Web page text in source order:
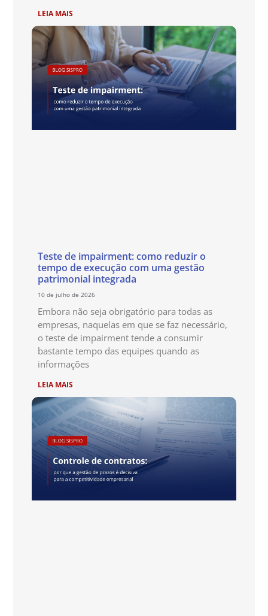
LEIA MAIS
Teste de impairment: como reduzir o
tempo de execução com uma gestão
patrimonial integrada
10 de julho de 2026
Embora não seja obrigatório para todas as
empresas, naquelas em que se faz necessário,
o teste de impairment tende a consumir
bastante tempo das equipes quando as
informações
LEIA MAIS